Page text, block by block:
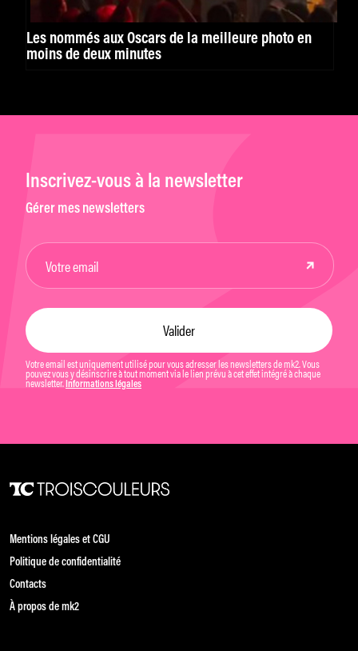
Les nommés aux Oscars de la meilleure photo en
moins de deux minutes
Inscrivez-vous à la newsletter
Gérer mes newsletters
Votre email est uniquement utilisé pour vous adresser les newsletters de mk2. Vous
pouvez vous y désinscrire à tout moment via le lien prévu à cet effet intégré à chaque
newsletter. Informations légales
Mentions légales et CGU
Politique de confidentialité
Contacts
À propos de mk2